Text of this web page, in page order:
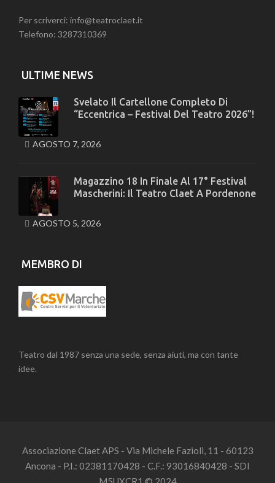
Per scriverci: info@teatroclaet.it
Telefono: 3287310369
ULTIME NEWS
Svelato Il Cartellone Completo Di
“Eccentrica – Festival Del Teatro 2026”!
AGOSTO 7, 2026
Magazzino 18 In Finale Al 17° Festival
Mascherini: Il Teatro Claet A Pordenone
AGOSTO 5, 2026
MEMBRO DI
Teatro dal 1987 senza una sede, senza aiuti, ma con tante
idee.
Associazione Claet APS - Via Michele Fazioli, 11 - 60123
Ancona - P.I.: 02381170428 - C.F.: 93016840428 - SDI